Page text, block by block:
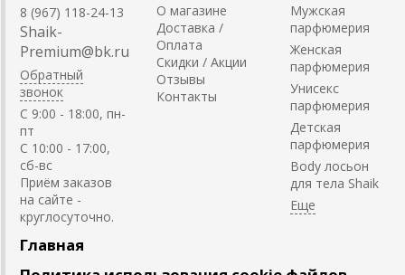
8 (967) 118-24-13
Shaik-
Premium@bk.ru
Обратный
звонок
C 9:00 - 18:00, пн-
пт
С 10:00 - 17:00,
сб-вс
Приём заказов
на сайте -
круглосуточно.
О магазине
Доставка /
Оплата
Скидки / Акции
Отзывы
Контакты
Мужская
парфюмерия
Женская
парфюмерия
Унисекс
парфюмерия
Детская
парфюмерия
Body лосьон
для тела Shaik
Главная